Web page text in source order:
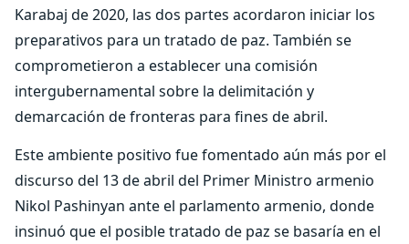
Karabaj de 2020, las dos partes acordaron iniciar los
preparativos para un tratado de paz. También se
comprometieron a establecer una comisión
intergubernamental sobre la delimitación y
demarcación de fronteras para fines de abril.
Este ambiente positivo fue fomentado aún más por el
discurso del 13 de abril del Primer Ministro armenio
Nikol Pashinyan ante el parlamento armenio, donde
insinuó que el posible tratado de paz se basaría en el